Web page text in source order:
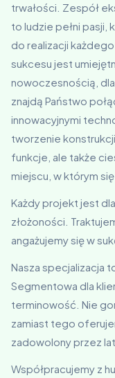
trwałości. Zespół
to ludzie pełni pasji,
do realizacji
sukcesu jest
nowoczesnością,
znajdą Państwo
innowacyjnymi
tworzenie
funkcje, ale także
miejscu, w którym się
Każdy projekt jest
złożoności.
angażujemy się w
Nasza specjalizacja
Segmentowa dla
terminowość. Nie
zamiast tego
zadowolony przez
Współpracujemy z